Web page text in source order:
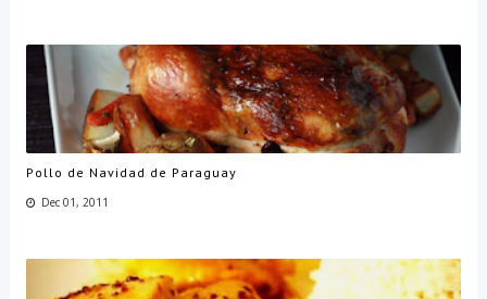
Pollo de Navidad de Paraguay
Dec 01, 2011